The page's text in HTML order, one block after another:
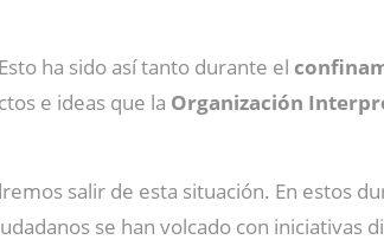
ha sido así tanto durante el
e ideas que la Organización
salir de esta situación. En estos
se han volcado con iniciativas